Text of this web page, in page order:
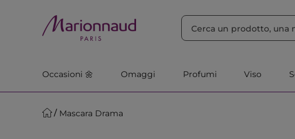
Occasioni 🌼 Omaggi Profumi Viso
Mascara Drama